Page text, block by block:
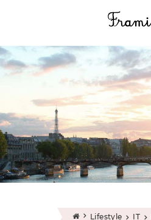
Lifestyle IT